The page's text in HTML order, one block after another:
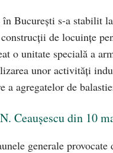
Bucureşti s-a stabilit
de locuinţe
o unitate specială a
unor activităţi
agregatelor de
Ceauşescu din 10
generale